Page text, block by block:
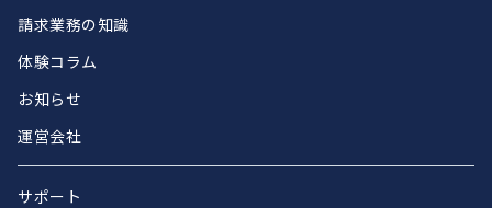
請求業務の知識
体験コラム
お知らせ
運営会社
サポート